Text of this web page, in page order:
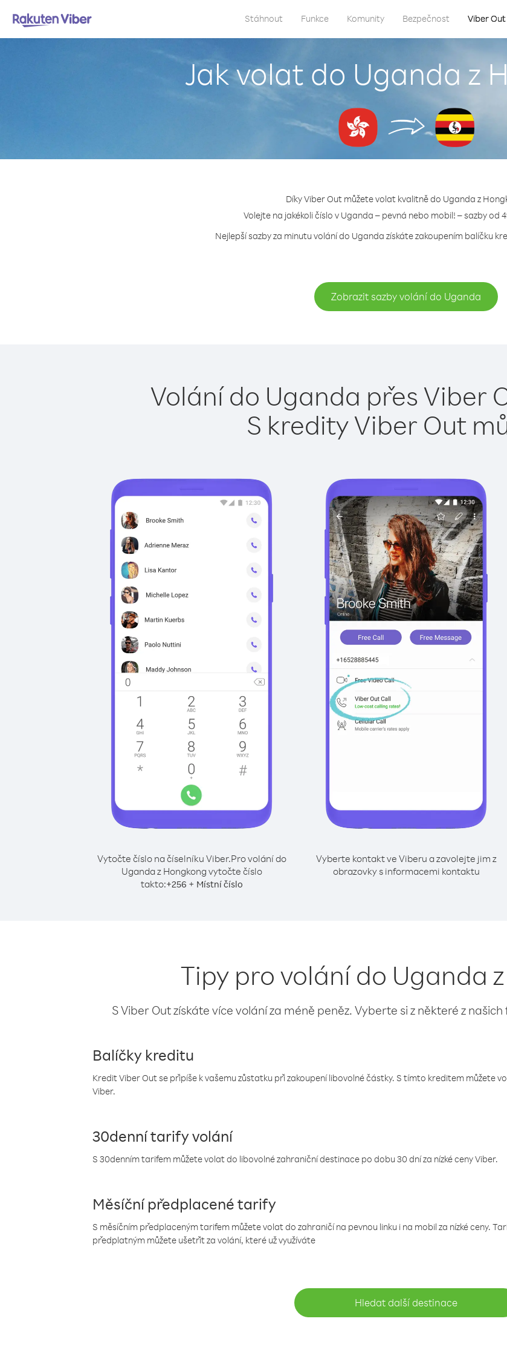
Stáhnout Funkce Komunity Bezpečnost Viber Out
Jak volat do Uganda z
Díky Viber Out můžete volat kvalitně do Uganda z
Volejte na jakékoli číslo v Uganda – pevná nebo mobil! – sazby od
Nejlepší sazby za minutu volání do Uganda získáte zakoupením balíčku
Zobrazit sazby volání do Uganda
Volání do Uganda přes Viber
S kredity Viber Out
Vytočte číslo na číselníku Viber.Pro volání do
Uganda z Hongkong vytočte číslo
takto:+256 + Místní číslo
Vyberte kontakt ve Viberu a zavolejte jim z
obrazovky s informacemi kontaktu
Tipy pro volání do Uganda
S Viber Out získáte více volání za méně peněz. Vyberte si z některé z
Balíčky kreditu
Kredit Viber Out se připíše k vašemu zůstatku při zakoupení libovolné částky. S tímto kreditem můžete
Viber.
30denní tarify volání
S 30denním tarifem můžete volat do libovolné zahraniční destinace po dobu 30 dní za nízké ceny Viber.
Měsíční předplacené tarify
S měsíčním předplaceným tarifem můžete volat do zahraničí na pevnou linku i na mobil za nízké ceny.
předplatným můžete ušetřit za volání, které už využíváte
Hledat další destinace